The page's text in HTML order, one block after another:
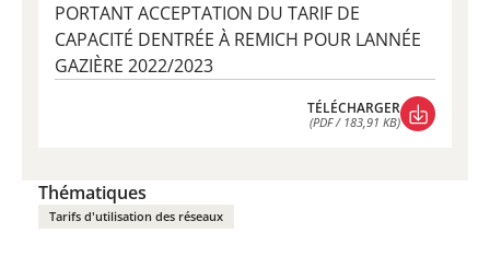
PORTANT ACCEPTATION DU TARIF DE
CAPACITÉ DENTRÉE À REMICH POUR LANNÉE
GAZIÈRE 2022/2023
TÉLÉCHARGER
(PDF / 183,91 KB)
Thématiques
Tarifs d'utilisation des réseaux